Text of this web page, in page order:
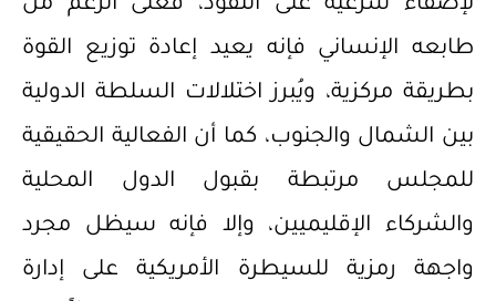
لإضفاء شرعية على النفوذ، فعلى الرغم من
طابعه الإنساني فإنه يعيد إعادة توزيع القوة
بطريقة مركزية، ويُبرز اختلالات السلطة الدولية
بين الشمال والجنوب، كما أن الفعالية الحقيقية
للمجلس مرتبطة بقبول الدول المحلية
والشركاء الإقليميين، وإلا فإنه سيظل مجرد
واجهة رمزية للسيطرة الأمريكية على إدارة